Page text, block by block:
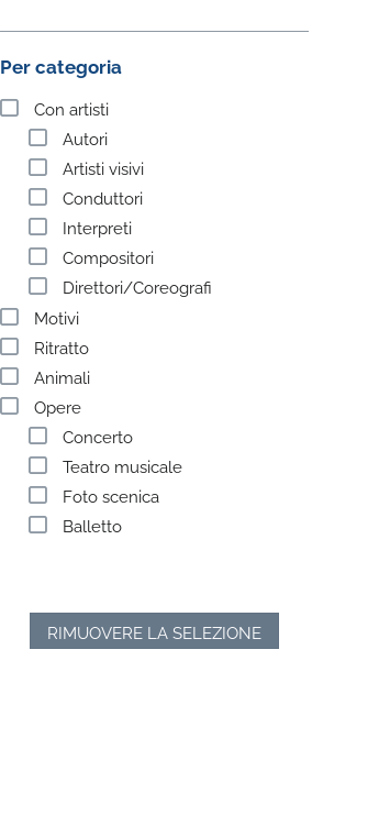
Per categoria
Con artisti
Autori
Artisti visivi
Conduttori
Interpreti
Compositori
Direttori/Coreografi
Motivi
Ritratto
Animali
Opere
Concerto
Teatro musicale
Foto scenica
Balletto
RIMUOVERE LA SELEZIONE